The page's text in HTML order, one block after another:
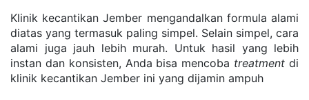
Klinik kecantikan Jember mengandalkan formula alami
diatas yang termasuk paling simpel. Selain simpel, cara
alami juga jauh lebih murah. Untuk hasil yang lebih
instan dan konsisten, Anda bisa mencoba treatment di
klinik kecantikan Jember ini yang dijamin ampuh